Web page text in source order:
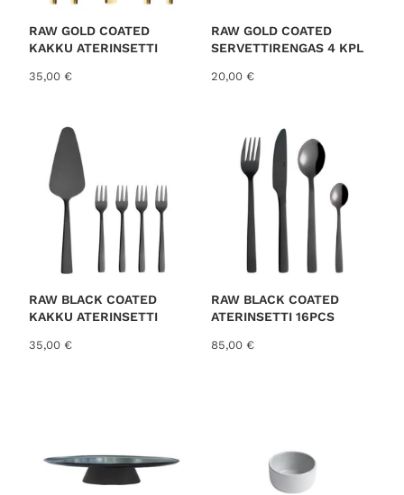
RAW GOLD COATED
KAKKU ATERINSETTI
35,00 €
RAW GOLD COATED
SERVETTIRENGAS 4 KPL
20,00 €
RAW BLACK COATED
KAKKU ATERINSETTI
35,00 €
RAW BLACK COATED
ATERINSETTI 16PCS
85,00 €